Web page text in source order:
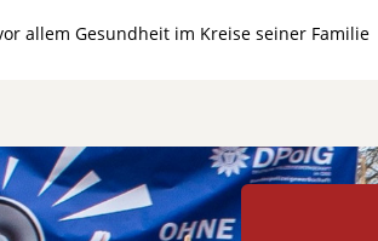
allem Gesundheit im Kreise seiner Familie